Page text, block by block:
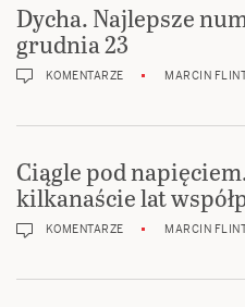
Dycha. Najlepsze
grudnia 23
KOMENTARZE MARCIN
Ciągle pod
kilkanaście lat
KOMENTARZE MARCIN